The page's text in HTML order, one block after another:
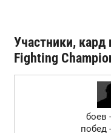
Участники, кард
Fighting
боев
побед